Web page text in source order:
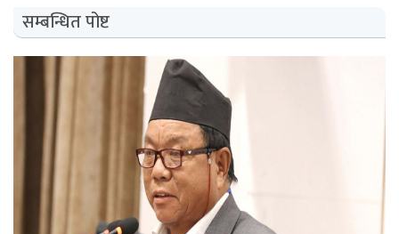
सम्बन्धित पोष्ट